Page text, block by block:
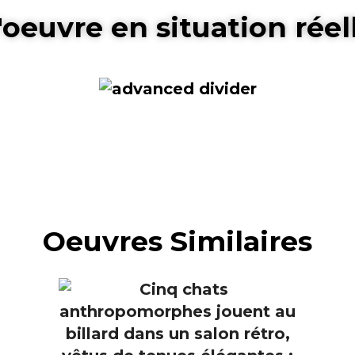
en situation
Oeuvres Similaires